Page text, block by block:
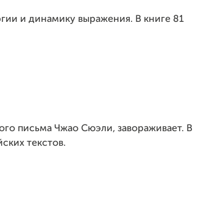
и динамику выражения. В книге 81
письма Чжао Сюэли, завораживает. В
текстов.